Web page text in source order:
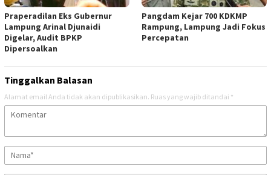
Praperadilan Eks Gubernur
Lampung Arinal Djunaidi
Digelar, Audit BPKP
Dipersoalkan
Pangdam Kejar 700 KDKMP
Rampung, Lampung Jadi Fokus
Percepatan
Tinggalkan Balasan
Alamat email Anda tidak akan dipublikasikan. Ruas yang wajib ditandai *